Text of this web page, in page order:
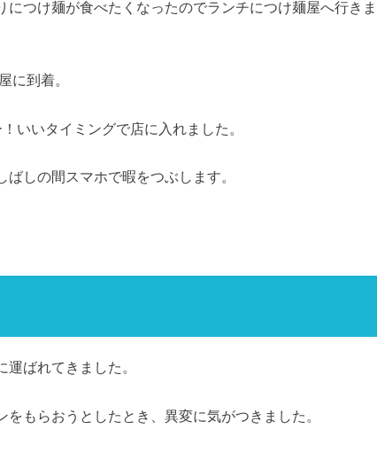
つけ麺が食べたくなったのでランチにつけ麺屋へ行きま
に到着。
いいタイミングで店に入れました。
しの間スマホで暇をつぶします。
ばれてきました。
もらおうとしたとき、異変に気がつきました。